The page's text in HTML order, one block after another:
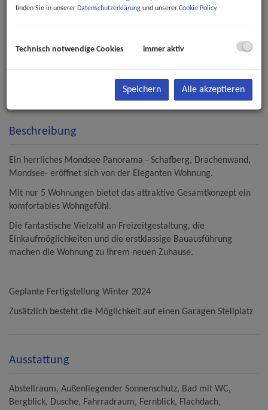
Beschreibung
Ein herrliches Mondsee Panorama - Schafberg, Drachenwand,
Mondsee- eröffnet sich von der Eleganten Wohnung.
Mit nur 5 Wohnungen bietet das attraktive Gesamtkonzept ein
komfortables Wohngefühl.
Die fantastische Vielzahl an Freizeitgestaltung, die
Einkaufmöglichkeiten und die erstklassige Bauausführung
machen die Wohnung zu Ihrem neuen Zuhause.
Geplante Fertigstellung Winter 2024
Zusätzlich besteht die Möglichkeit auf einen Garagen Stellplatz
Ausstattung
Abstellraum Außenliegender Sonnenschutz
Bad mit WC
Bergblick
Dusche Fahrradraum Fernblick
Flachdach
finden Sie in unserer Datenschutzerklärung und unserer Cookie Policy.
Technisch notwendige Cookies immer aktiv
Speichern Alle akzeptieren